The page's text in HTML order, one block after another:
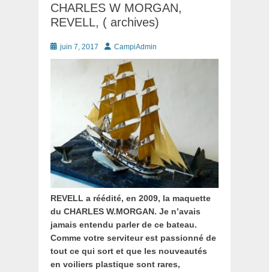
CHARLES W MORGAN,
REVELL, ( archives)
Posté
le
juin 7, 2017 AuteurCampiAdmin
REVELL a réédité, en 2009, la maquette
du CHARLES W.MORGAN. Je n’avais
jamais entendu parler de ce bateau.
Comme votre serviteur est passionné de
tout ce qui sort et que les nouveautés
en voiliers plastique sont rares,